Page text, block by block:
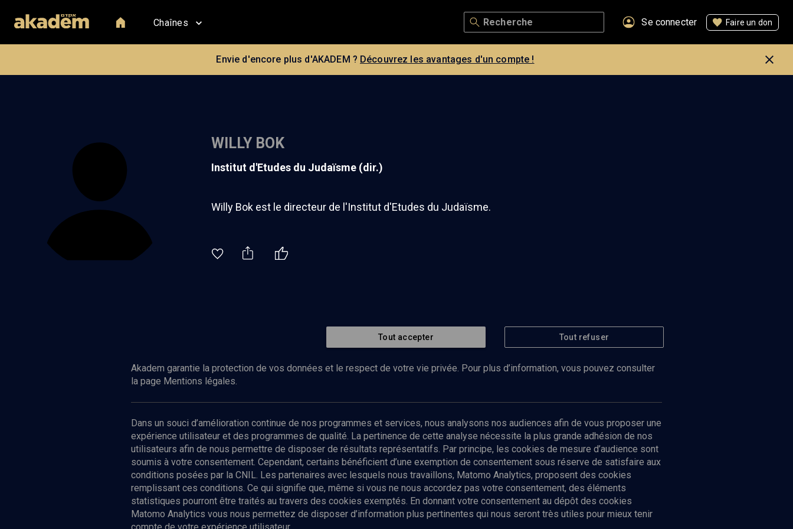
Chaînes Se connecter Faire un don
Envie d'encore plus d'AKADEM ? Découvrez les avantages d'un compte !
WILLY BOK
institut d'Etudes du Judaïsme (dir.)
Willy Bok est le directeur de l'Institut d'Etudes du Judaïsme.
Abonnez-vous à notre newsletter
Envoyer
Tout accepter Tout refuser
Akadem garantie la protection de vos données et le respect de votre vie privée. Pour plus d’information, vous pouvez consulter
la page Mentions légales.
Dans un souci d’amélioration continue de nos programmes et services, nous analysons nos audiences afin de vous proposer une
expérience utilisateur et des programmes de qualité. La pertinence de cette analyse nécessite la plus grande adhésion de nos
utilisateurs afin de nous permettre de disposer de résultats représentatifs. Par principe, les cookies de mesure d’audience sont
soumis à votre consentement. Cependant, certains bénéficient d’une exemption de consentement sous réserve de satisfaire aux
conditions posées par la CNIL. Les partenaires avec lesquels nous travaillons, Matomo Analytics, proposent des cookies
remplissant ces conditions. Ce qui signifie que, même si vous ne nous accordez pas votre consentement, des éléments
statistiques pourront être traités au travers des cookies exemptés. En donnant votre consentement au dépôt des cookies
Matomo Analytics vous nous permettez de disposer d’information plus pertinentes qui nous seront très utiles pour mieux tenir